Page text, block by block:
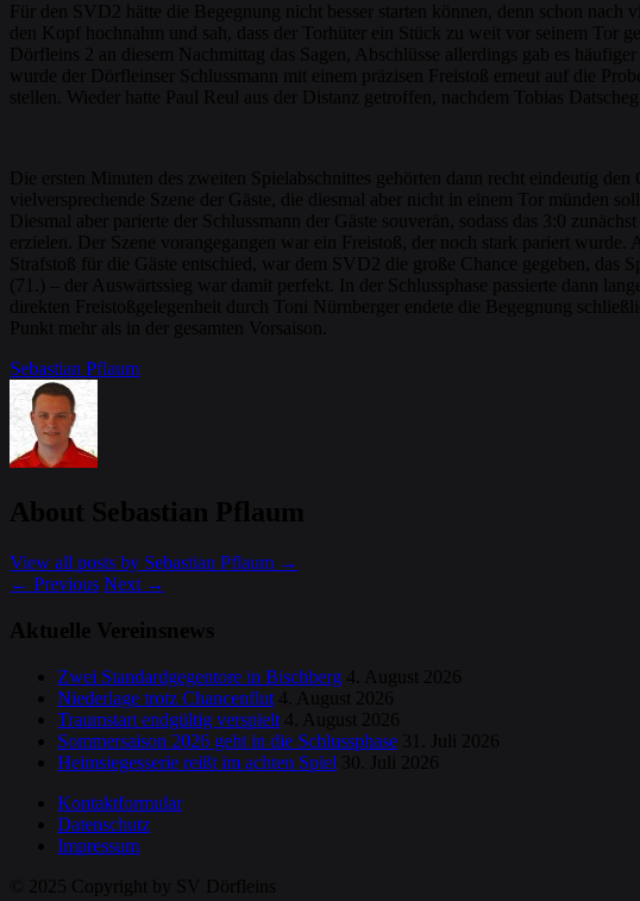
Für den SVD2 hätte die Begegnung nicht besser starten können, denn schon
den Kopf hochnahm und sah, dass der Torhüter ein Stück zu weit vor seinem Tor
Dörfleins 2 an diesem Nachmittag das Sagen, Abschlüsse allerdings gab es
wurde der Dörfleinser Schlussmann mit einem präzisen Freistoß erneut auf die
stellen. Wieder hatte Paul Reul aus der Distanz getroffen, nachdem Tobias
Die ersten Minuten des zweiten Spielabschnittes gehörten dann recht eindeutig
vielversprechende Szene der Gäste, die diesmal aber nicht in einem Tor münden
Diesmal aber parierte der Schlussmann der Gäste souverän, sodass das 3:0
erzielen. Der Szene vorangegangen war ein Freistoß, der noch stark pariert
Strafstoß für die Gäste entschied, war dem SVD2 die große Chance gegeben,
(71.) – der Auswärtssieg war damit perfekt. In der Schlussphase passierte dann
direkten Freistoßgelegenheit durch Toni Nürnberger endete die Begegnung
Punkt mehr als in der gesamten Vorsaison.
Sebastian Pflaum
About Sebastian Pflaum
View all posts by Sebastian Pflaum →
← Previous Next →
Aktuelle Vereinsnews
Zwei Standardgegentore in Bischberg 4. August 2026
Niederlage trotz Chancenflut 4. August 2026
Traumstart endgültig verspielt 4. August 2026
Sommersaison 2026 geht in die Schlussphase 31. Juli 2026
Heimsiegesserie reißt im achten Spiel
30. Juli 2026
Kontaktformular
Datenschutz
Impressum
© 2025 Copyright by SV Dörfleins